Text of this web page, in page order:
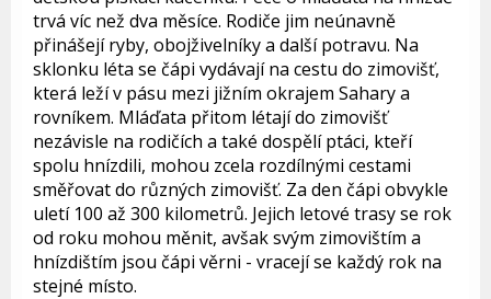
trvá víc než dva měsíce. Rodiče jim neúnavně
přinášejí ryby, obojživelníky a další potravu. Na
sklonku léta se čápi vydávají na cestu do zimovišť,
která leží v pásu mezi jižním okrajem Sahary a
rovníkem. Mláďata přitom létají do zimovišť
nezávisle na rodičích a také dospělí ptáci, kteří
spolu hnízdili, mohou zcela rozdílnými cestami
směřovat do různých zimovišť. Za den čápi obvykle
uletí 100 až 300 kilometrů. Jejich letové trasy se rok
od roku mohou měnit, avšak svým zimovištím a
hnízdištím jsou čápi věrni - vracejí se každý rok na
stejné místo.